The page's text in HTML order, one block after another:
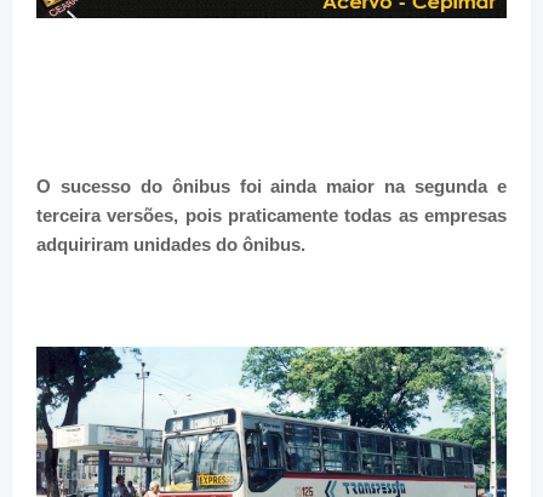
O sucesso do ônibus foi ainda maior na segunda e
terceira versões, pois praticamente todas as empresas
adquiriram unidades do ônibus.